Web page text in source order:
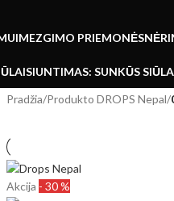
MEZGIMO PRIEMONĖS
SIUNTIMAS: SUNKŪS
Pradžia/Produkto DROPS Nepal/
Akcija - 30 %